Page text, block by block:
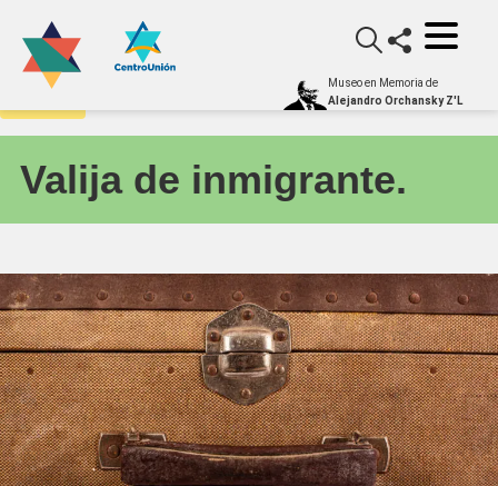
Museo en Memoria de
Alejandro Orchansky Z'L
Archivo
Valija de inmigrante.